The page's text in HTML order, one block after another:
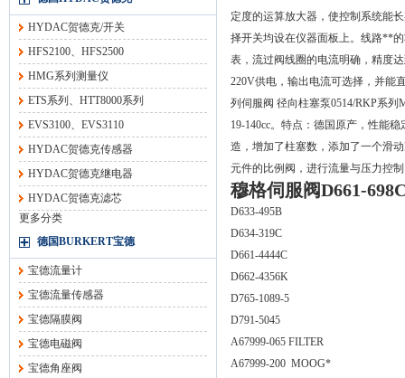
HYDAC贺德克/开关
HFS2100、HFS2500
HMG系列测量仪
ETS系列、HTT8000系列
EVS3100、EVS3110
HYDAC贺德克传感器
HYDAC贺德克继电器
HYDAC贺德克滤芯
更多分类
德国BURKERT宝德
宝德流量计
宝德流量传感器
宝德隔膜阀
宝德电磁阀
宝德角座阀
定度的运算放大器，使控制系统能
择开关均设在仪器面板上。线路**
表，流过阀线圈的电流明确，精度
220V供电，输出电流可选择，并能
列伺服阀 径向柱塞泵0514/RKP系列
19-140cc。特点：德国原产，性能
造，增加了柱塞数，添加了一个滑
元件的比例阀，进行流量与压力控制
穆格伺服阀D661-
D633-495B
D634-319C
D661-4444C
D662-4356K
D765-1089-5
D791-5045
A67999-065 FILTER
A67999-200 MOOG*